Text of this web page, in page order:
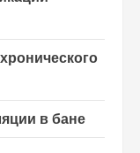
в бане